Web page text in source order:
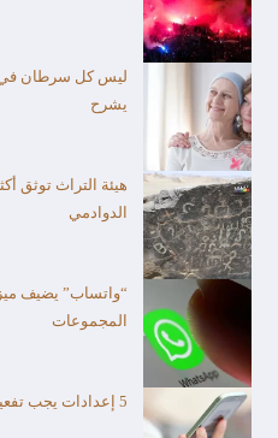
ليس كل سرطان في
يشرح
الدوادمي
المجموعات
5 إعدادات يجب تفعيلها فورًا بعد شراء آيفون جديد